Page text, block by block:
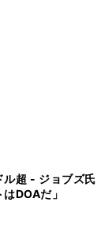
超 - ジョブズ氏
DOAだ」